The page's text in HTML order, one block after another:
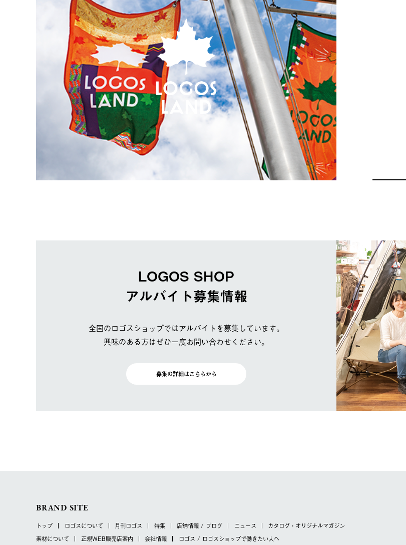
LOGOS SHOP
アルバイト募集情報
全国のロゴスショップではアルバイトを募集しています。
興味のある方はぜひ一度お問い合わせください。
募集の詳細はこちらから
BRAND SITE
トップ ロゴスについて 月刊ロゴス 特集 店舗情報 / ブログ ニュース
カタログ・オリジナルマガジン
素材について
正規WEB販売店案内 会社情報 ロゴス / ロゴスショップで働きたい人へ